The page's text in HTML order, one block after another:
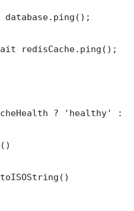
database.ping();
redisCache.ping();
? 'healthy' :